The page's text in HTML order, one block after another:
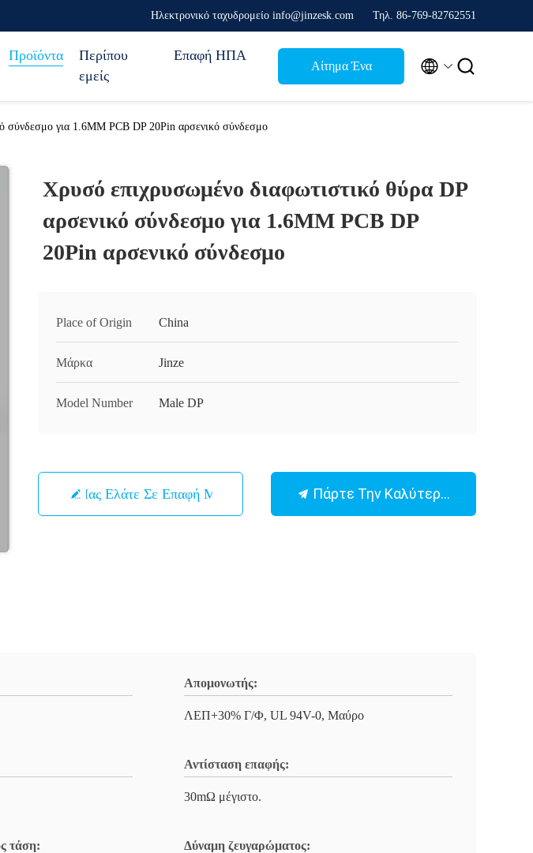
Ηλεκτρονικό ταχυδρομείο info@jinzesk.com Τηλ. 86-769-82762551
Προϊόντα
Περίπου
εμείς
Επαφή ΗΠΑ
Αίτημα Ένα  
σύνδεσμο για 1.6MM PCB DP 20Pin αρσενικό σύνδεσμο
Χρυσό επιχρυσωμένο διαφωτιστικό θύρα DP
αρσενικό σύνδεσμο για 1.6MM PCB DP
20Pin αρσενικό σύνδεσμο
Place of Origin China
Μάρκα Jinze
Model Number Male DP
Μας Ελάτε Σε Επαφή Με Πάρτε Την Καλύτερη Τιμή
Απομονωτής:
ΛΕΠ+30% Γ/Φ, UL 94V-0, Μαύρο
Αντίσταση επαφής:
30mΩ μέγιστο.
τάση: Δύναμη ζευγαρώματος: